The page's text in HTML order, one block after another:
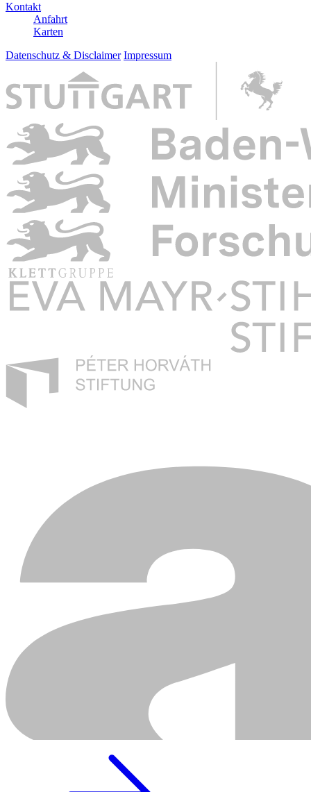
Kontakt
Anfahrt
Karten
Datenschutz & Disclaimer Impressum